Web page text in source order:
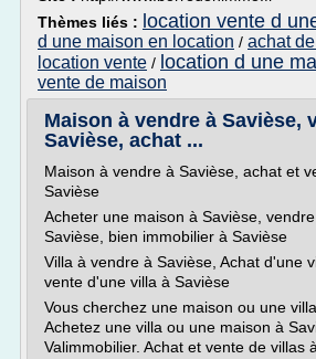
Thèmes liés : location vente d
d une maison en location / achat
location vente / location d une
vente de maison
Maison à vendre à Savièse,
Savièse, achat ...
Maison à vendre à Savièse, achat et
Savièse
Acheter une maison à Savièse,
Savièse, bien immobilier à Savièse
Villa à vendre à Savièse, Achat d'une
vente d'une villa à Savièse
Vous cherchez une maison ou une
Achetez une villa ou une maison à
Valimmobilier. Achat et vente de villas